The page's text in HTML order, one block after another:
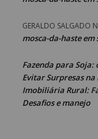
GERALDO SALGADO
mosca-da-haste em
Fazenda para Soja:
Evitar Surpresas na
Imobiliária Rural:
Desafios e manejo